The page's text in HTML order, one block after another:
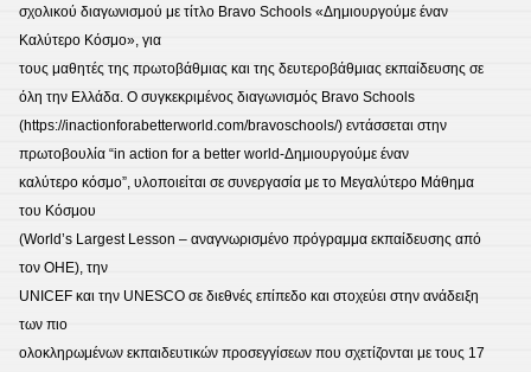
σχολικού διαγωνισμού με τίτλο Bravo Schools «Δημιουργούμε έναν
Καλύτερο Κόσμο», για
τους μαθητές της πρωτοβάθμιας και της δευτεροβάθμιας εκπαίδευσης σε
όλη την Ελλάδα. O συγκεκριμένος διαγωνισμός Bravo Schools
(https://inactionforabetterworld.com/bravoschools/) εντάσσεται στην
πρωτοβουλία “in action for a better world-Δημιουργούμε έναν
καλύτερο κόσμο”, υλοποιείται σε συνεργασία με το Μεγαλύτερο Μάθημα
του Κόσμου
(World’s Largest Lesson – αναγνωρισμένο πρόγραμμα εκπαίδευσης από
τον ΟΗΕ), την
UNICEF και την UNESCO σε διεθνές επίπεδο και στοχεύει στην ανάδειξη
των πιο
ολοκληρωμένων εκπαιδευτικών προσεγγίσεων που σχετίζονται με τους 17